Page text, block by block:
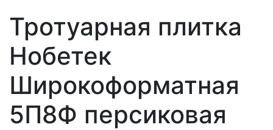
Тротуарная плитка
Нобетек
Широкоформатная
5П8Ф персиковая